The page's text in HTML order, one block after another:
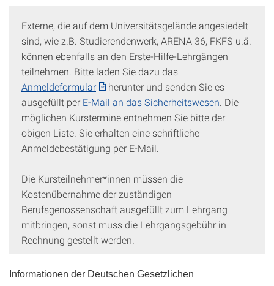
Externe, die auf dem Universitätsgelände angesiedelt
sind, wie z.B. Studierendenwerk, ARENA 36, FKFS u.ä.
können ebenfalls an den Erste-Hilfe-Lehrgängen
teilnehmen. Bitte laden Sie dazu das
Anmeldeformular
herunter und senden Sie es
ausgefüllt per E-Mail an das Sicherheitswesen . Die
möglichen Kurstermine entnehmen Sie bitte der
obigen Liste. Sie erhalten eine schriftliche
Anmeldebestätigung per E-Mail.
Die Kursteilnehmer*innen müssen die
Kostenübernahme der zuständigen
Berufsgenossenschaft ausgefüllt zum Lehrgang
mitbringen, sonst muss die Lehrgangsgebühr in
Rechnung gestellt werden.
Informationen der Deutschen Gesetzlichen